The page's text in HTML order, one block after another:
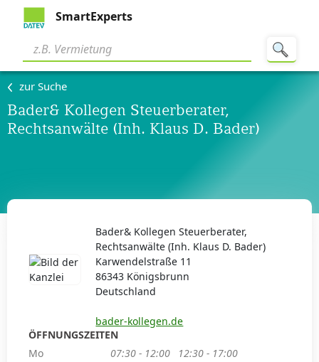
SmartExperts
zur Suche
Bader& Kollegen Steuerberater,
Rechtsanwälte (Inh. Klaus D. Bader)
Bader& Kollegen Steuerberater,
Rechtsanwälte (Inh. Klaus D. Bader)
Karwendelstraße 11
86343 Königsbrunn
Deutschland
bader-kollegen.de
ÖFFNUNGSZEITEN
Mo
07:30 - 12:00
12:30 - 17:00